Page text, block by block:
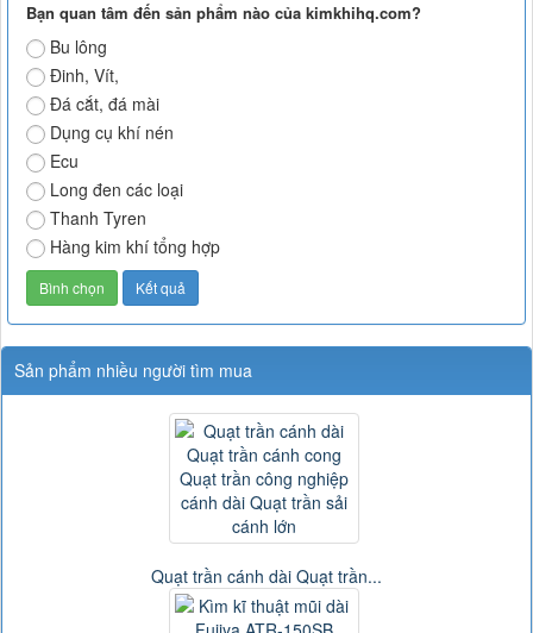
Bạn quan tâm đến sản phẩm nào của kimkhihq.com?
Bu lông
Đinh, Vít,
Đá cắt, đá mài
Dụng cụ khí nén
Ecu
Long đen các loại
Thanh Tyren
Hàng kim khí tổng hợp
Sản phẩm nhiều người tìm mua
Quạt trần cánh dài Quạt trần...